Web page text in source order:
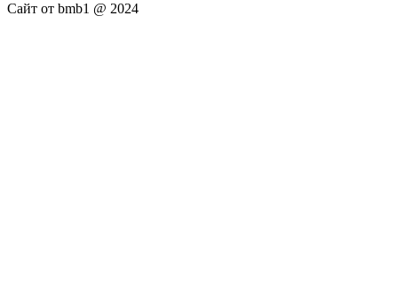
Сайт от bmb1 @ 2024